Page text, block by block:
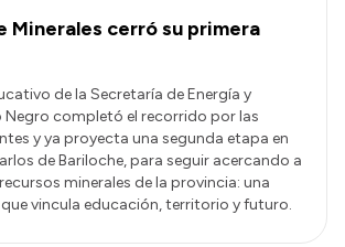
Minerales cerró su primera
de la Secretaría de Energía y
Negro completó el recorrido por las
y ya proyecta una segunda etapa en
de Bariloche, para seguir acercando a
minerales de la provincia: una
vincula educación, territorio y futuro.